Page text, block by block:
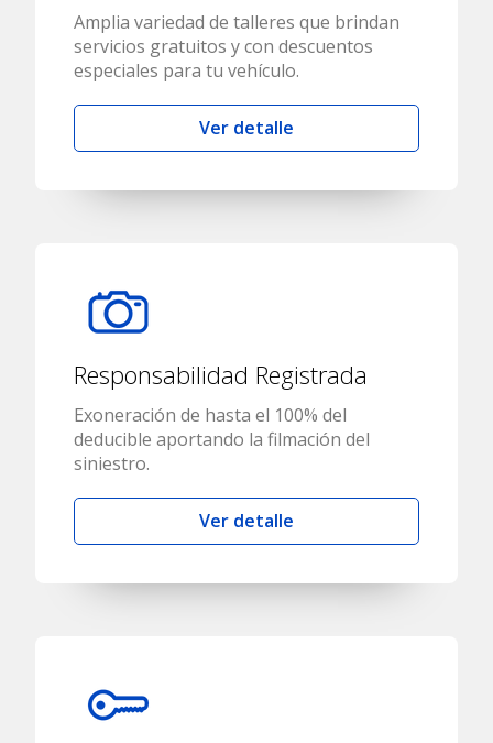
Amplia variedad de talleres que brindan
servicios gratuitos y con descuentos
especiales para tu vehículo.
Ver detalle
Responsabilidad Registrada
Exoneración de hasta el 100% del
deducible aportando la filmación del
siniestro.
Ver detalle